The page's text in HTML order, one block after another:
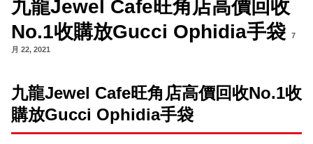
九龍Jewel Cafe旺角店高價回收
No.1收購放Gucci Ophidia手袋
7
月 22, 2021
九龍Jewel Cafe旺角店高價回收No.1收
購放Gucci Ophidia手袋